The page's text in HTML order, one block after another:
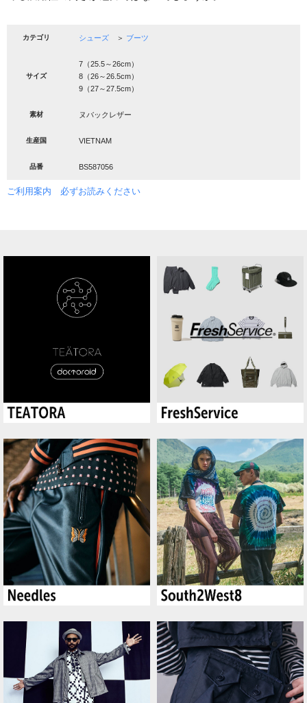
カテゴリ シューズ ＞ ブーツ
サイズ
7（25.5～26cm）
8（26～26.5cm）
9（27～27.5cm）
素材 ヌバックレザー
生産国 VIETNAM
品番 BS587056
ご利用案内 必ずお読みください